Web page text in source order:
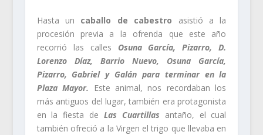
Hasta un caballo de cabestro asistió a la
procesión previa a la ofrenda que este año
recorrió las calles Osuna García, Pizarro, D.
Lorenzo Díaz, Barrio Nuevo, Osuna García,
Pizarro, Gabriel y Galán para terminar en la
Plaza Mayor.
Este animal, nos recordaban los
más antiguos del lugar, también era protagonista
en la fiesta de Las Cuartillas antaño, el cual
también ofreció a la Virgen el trigo que llevaba en